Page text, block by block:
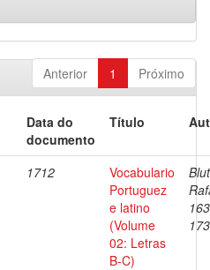
Anterior 1 Próximo
Data do
documento
Título
1712
Vocabulario
Portuguez
e latino
(Volume
02: Letras
B-C)